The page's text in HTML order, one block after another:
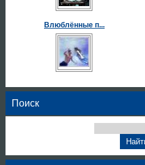
Влюблённые п...
Поиск